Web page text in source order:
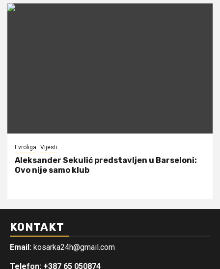
Evroliga Vijesti
Aleksander Sekulić predstavljen u Barseloni:
Ovo nije samo klub
KONTAKT
Email: kosarka24h@gmail.com
Telefon: +387 65 050874